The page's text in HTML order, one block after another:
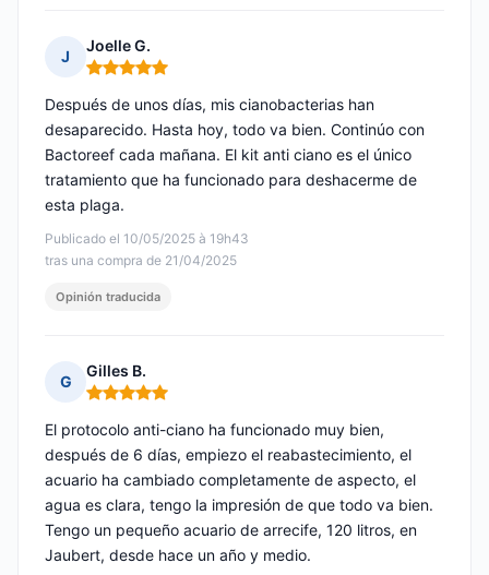
J
Joelle G.
Nota: 5 de 5
Publicado el 10/05/2025 à 19h43
tras una compra de 21/04/2025
Después de unos días, mis cianobacterias han
desaparecido. Hasta hoy, todo va bien. Continúo con
Bactoreef cada mañana. El kit anti ciano es el único
tratamiento que ha funcionado para deshacerme de
esta plaga.
Opinión traducida
G
Gilles B.
Nota: 5 de 5
El protocolo anti-ciano ha funcionado muy bien,
después de 6 días, empiezo el reabastecimiento, el
acuario ha cambiado completamente de aspecto, el
agua es clara, tengo la impresión de que todo va bien.
Tengo un pequeño acuario de arrecife, 120 litros, en
Jaubert, desde hace un año y medio.